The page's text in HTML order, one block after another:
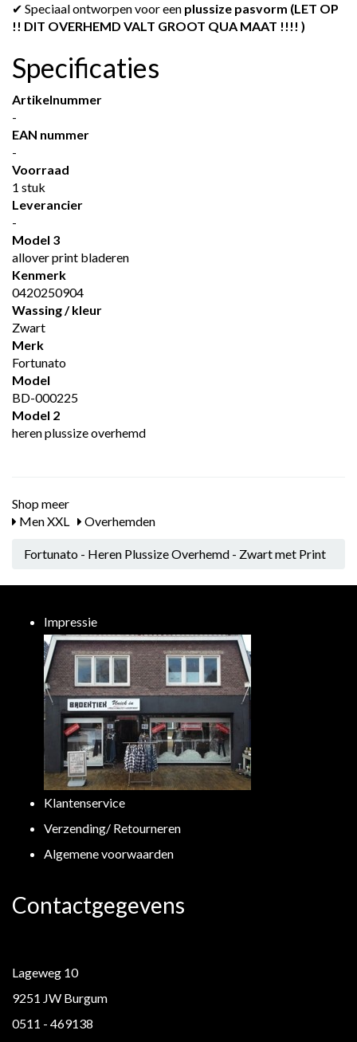
✔ Speciaal ontworpen voor een plussize pasvorm (LET OP
!! DIT OVERHEMD VALT GROOT QUA MAAT !!!! )
Specificaties
Artikelnummer
-
EAN nummer
-
Voorraad
1 stuk
Leverancier
-
Model 3
allover print bladeren
Kenmerk
0420250904
Wassing / kleur
Zwart
Merk
Fortunato
Model
BD-000225
Model 2
heren plussize overhemd
Shop meer
Men XXL
Overhemden
Fortunato - Heren Plussize Overhemd - Zwart met Print
Impressie
Klantenservice
Verzending/ Retourneren
Algemene voorwaarden
Contactgegevens
Lageweg 10
9251 JW Burgum
0511 - 469138